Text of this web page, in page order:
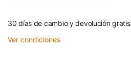
30 días de cambio y devolución gratis
Ver condiciones